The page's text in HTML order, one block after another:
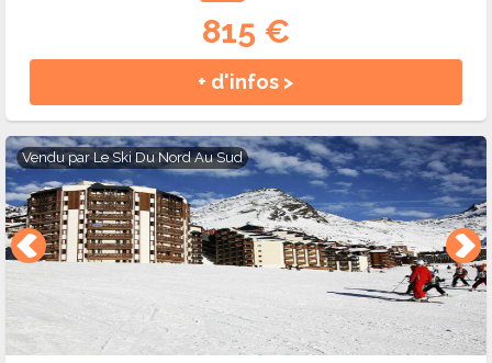
815 €
+ d'infos >
Vendu parLe Ski Du Nord Au Sud